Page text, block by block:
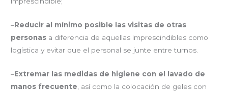
–Reducir al mínimo posible las visitas de otras
personas a diferencia de aquellas imprescindibles como
logística y evitar que el personal se junte entre turnos.
–Extremar las medidas de higiene con el lavado de
manos frecuente , así como la colocación de geles con